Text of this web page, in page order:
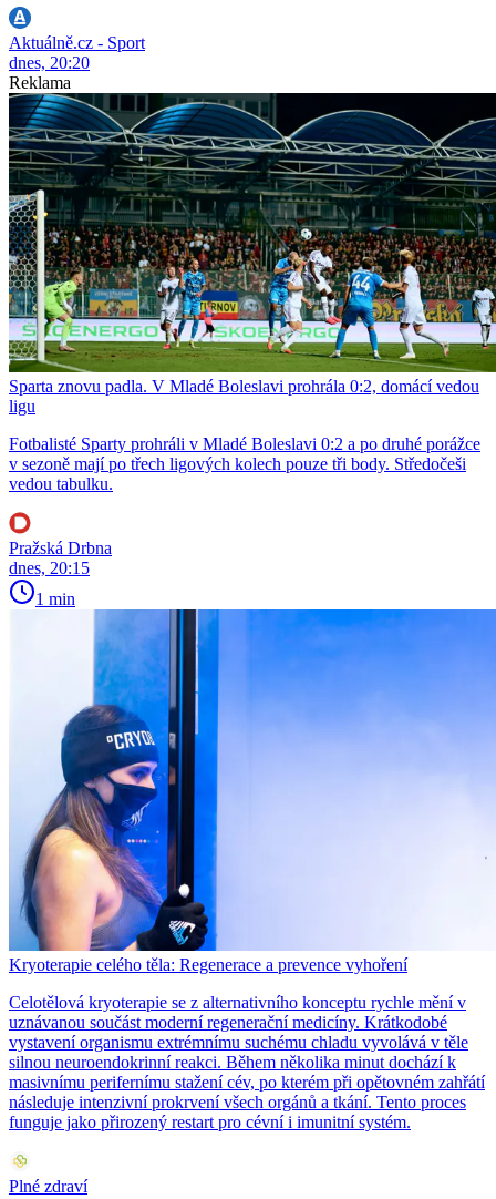
Aktuálně.cz - Sport
dnes, 20:20
Reklama
Sparta znovu padla. V Mladé Boleslavi prohrála 0:2, domácí vedou
ligu
Fotbalisté Sparty prohráli v Mladé Boleslavi 0:2 a po druhé porážce
v sezoně mají po třech ligových kolech pouze tři body. Středočeši
vedou tabulku.
Pražská Drbna
dnes, 20:15
1 min
Kryoterapie celého těla: Regenerace a prevence vyhoření
Celotělová kryoterapie se z alternativního konceptu rychle mění v
uznávanou součást moderní regenerační medicíny. Krátkodobé
vystavení organismu extrémnímu suchému chladu vyvolává v těle
silnou neuroendokrinní reakci. Během několika minut dochází k
masivnímu perifernímu stažení cév, po kterém při opětovném zahřátí
následuje intenzivní prokrvení všech orgánů a tkání. Tento proces
funguje jako přirozený restart pro cévní i imunitní systém.
Plné zdraví